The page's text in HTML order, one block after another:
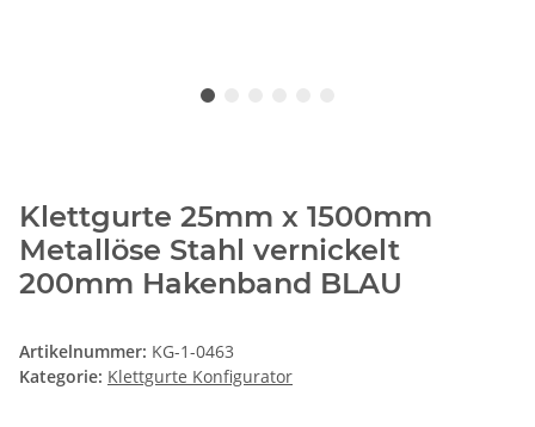
Klettgurte 25mm x 1500mm
Metallöse Stahl vernickelt
200mm Hakenband BLAU
Artikelnummer: KG-1-0463
Kategorie: Klettgurte Konfigurator